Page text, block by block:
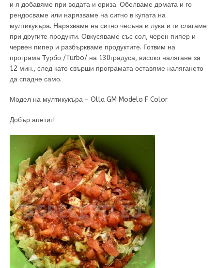
и я добавяме при водата и ориза. Обелваме домата и го
рендосваме или нарязваме на ситно в купата на
мултикукъра. Нарязваме на ситно чесъна и лука и ги слагаме
при другите продукти. Овкусяваме със сол, черен пипер и
червен пипер и разбъркваме продуктите. Готвим на
програма Турбо /Turbo/ на 130градуса, високо налягане за
12 мин., след като свърши програмата оставяме налягането
да спадне само.
Модел на мултикукъра – Olla GM Modelo F Color
Добър апетит!